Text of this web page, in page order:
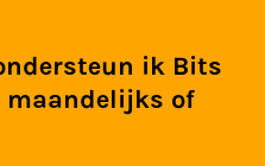
ik Bits
maandelijks of